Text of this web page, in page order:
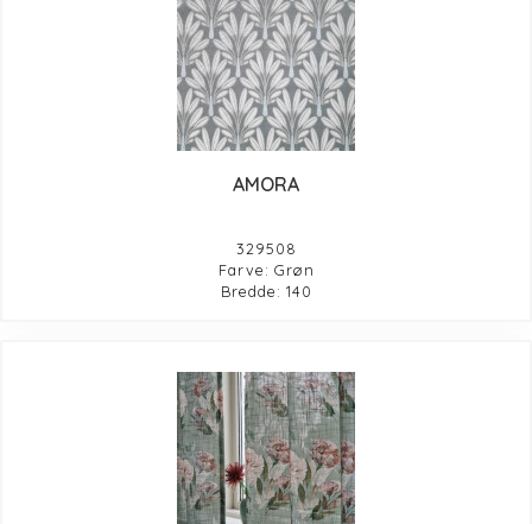
AMORA
329508
Farve: Grøn
Bredde: 140